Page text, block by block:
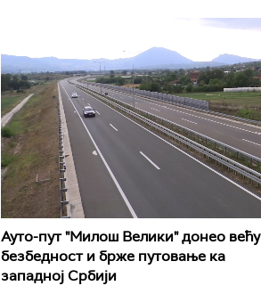
Ауто-пут "Милош Велики" донео већу
безбедност и брже путовање ка
западној Србији